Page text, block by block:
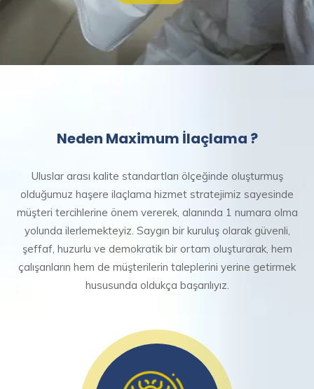
Neden Maximum İlaçlama ?
Uluslar arası kalite standartları ölçeğinde oluşturmuş
olduğumuz haşere ilaçlama hizmet stratejimiz sayesinde
müşteri tercihlerine önem vererek, alanında 1 numara olma
yolunda ilerlemekteyiz. Saygın bir kuruluş olarak güvenli,
şeffaf, huzurlu ve demokratik bir ortam oluşturarak, hem
çalışanların hem de müşterilerin taleplerini yerine getirmek
hususunda oldukça başarılıyız.